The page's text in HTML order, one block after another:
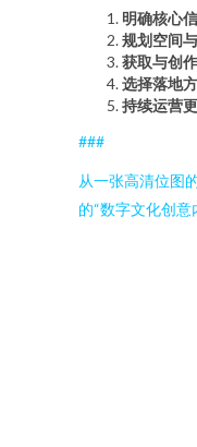
明确核心
规划空间
获取与创
选择落地
持续运营
###
从一张高清位图
的“数字文化创